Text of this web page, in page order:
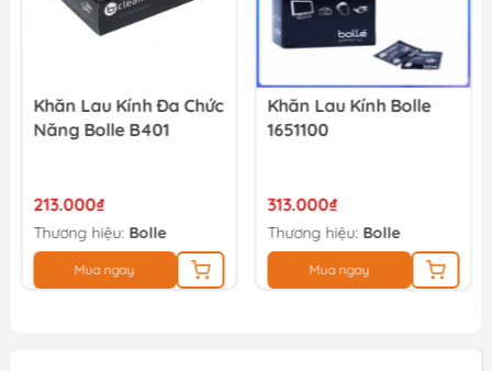
Khăn Lau Kính Đa Chức
Năng Bolle B401
213.000₫
Thương hiệu: Bolle
Mua ngay
Khăn Lau Kính Bolle
1651100
313.000₫
Thương hiệu: Bolle
Mua ngay